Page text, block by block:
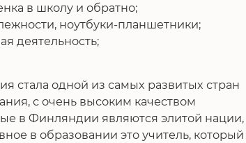
в школу и обратно;
ноутбуки-планшетники;
деятельность;
стала одной из самых развитых стран
с очень высоким качеством
в Финляндии являются элитой нации,
в образовании это учитель, который